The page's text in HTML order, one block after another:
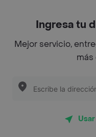
App Store
Ingresa tu
Mejor servicio,